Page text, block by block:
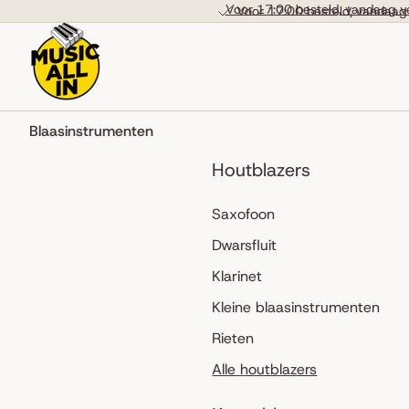
Voor 17:00 besteld,
Voor 17:00 besteld, vandaag
Blaasinstrumenten
Houtblazers
Saxofoon
Dwarsfluit
Klarinet
Kleine blaasinstrumenten
Rieten
Alle houtblazers